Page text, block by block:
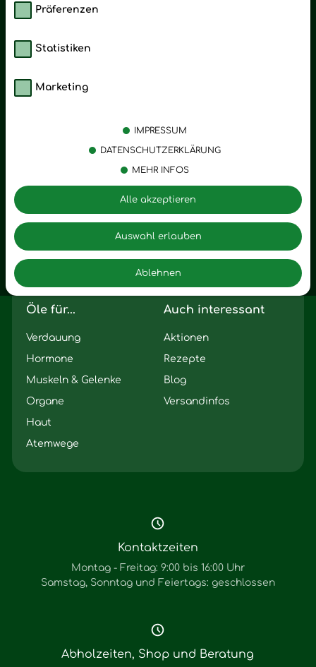
Präferenzen
Statistiken
Marketing
IMPRESSUM
DATENSCHUTZERKLÄRUNG
MEHR INFOS
Ablehnen
Auswahl erlauben
Alle akzeptieren
Zuhause
Stress
Entspannung
Trauer
Romantik
Motivation
Seelischer Schlag
Öle für...
Verdauung
Hormone
Muskeln & Gelenke
Organe
Haut
Atemwege
Auch interessant
Aktionen
Rezepte
Blog
Versandinfos
Kontaktzeiten
Montag - Freitag: 9:00 bis 16:00 Uhr
Samstag, Sonntag und Feiertags: geschlossen
Abholzeiten, Shop und Beratung